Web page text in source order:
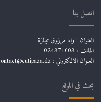
اتصل بنا
العنوان : واد مرزوق تيبازة
الهاتف : 024371003
العنوان الالكتروني : contact@cutipaza.dz
بحث في الموقع